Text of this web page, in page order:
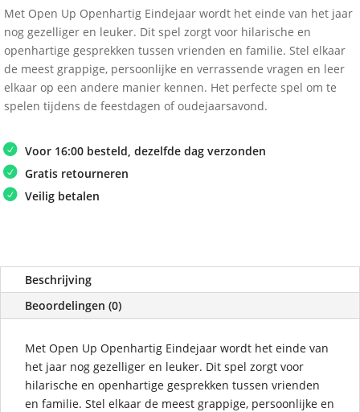
Met Open Up Openhartig Eindejaar wordt het einde van het jaar
nog gezelliger en leuker. Dit spel zorgt voor hilarische en
openhartige gesprekken tussen vrienden en familie. Stel elkaar
de meest grappige, persoonlijke en verrassende vragen en leer
elkaar op een andere manier kennen. Het perfecte spel om te
spelen tijdens de feestdagen of oudejaarsavond.
Voor 16:00 besteld, dezelfde dag verzonden
Gratis retourneren
Veilig betalen
Beschrijving
Beoordelingen (0)
Met Open Up Openhartig Eindejaar wordt het einde van
het jaar nog gezelliger en leuker. Dit spel zorgt voor
hilarische en openhartige gesprekken tussen vrienden
en familie. Stel elkaar de meest grappige, persoonlijke en